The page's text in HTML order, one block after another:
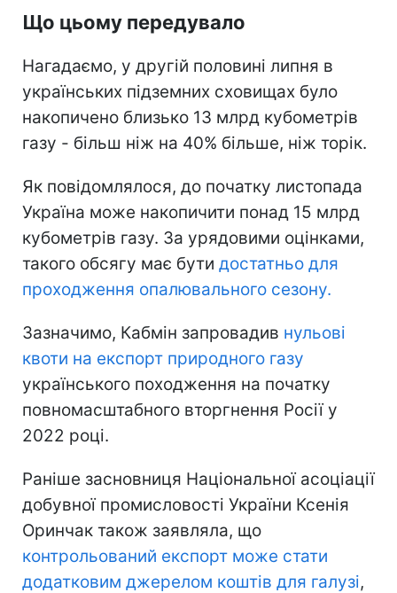
Що цьому передувало
Нагадаємо, у другій половині липня в
українських підземних сховищах було
накопичено близько 13 млрд кубометрів
газу - більш ніж на 40% більше, ніж торік.
Як повідомлялося, до початку листопада
Україна може накопичити понад 15 млрд
кубометрів газу. За урядовими оцінками,
такого обсягу має бути достатньо для
проходження опалювального сезону.
Зазначимо, Кабмін запровадив нульові
квоти на експорт природного газу
українського походження на початку
повномасштабного вторгнення Росії у
2022 році.
Раніше засновниця Національної асоціації
добувної промисловості України Ксенія
Оринчак також заявляла, що
контрольований експорт може стати
додатковим джерелом коштів для галузі,